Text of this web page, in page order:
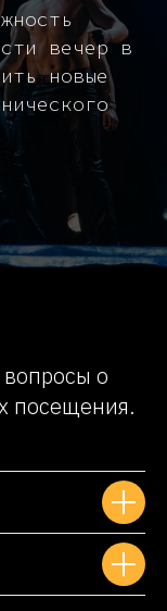
вечер в
новые
о
посещения.